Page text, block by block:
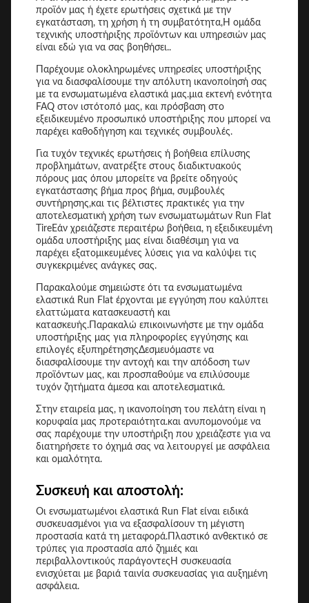
προϊόν μας ή έχετε ερωτήσεις σχετικά με την
εγκατάσταση, τη χρήση ή τη συμβατότητα,Η ομάδα
τεχνικής υποστήριξης προϊόντων και υπηρεσιών μας
είναι εδώ για να σας βοηθήσει..
Παρέχουμε ολοκληρωμένες υπηρεσίες υποστήριξης
για να διασφαλίσουμε την απόλυτη ικανοποίησή σας
με τα ενσωματωμένα ελαστικά μας.μια εκτενή ενότητα
FAQ στον ιστότοπό μας, και πρόσβαση στο
εξειδικευμένο προσωπικό υποστήριξης που μπορεί να
παρέχει καθοδήγηση και τεχνικές συμβουλές.
Για τυχόν τεχνικές ερωτήσεις ή βοήθεια επίλυσης
προβλημάτων, ανατρέξτε στους διαδικτυακούς
πόρους μας όπου μπορείτε να βρείτε οδηγούς
εγκατάστασης βήμα προς βήμα, συμβουλές
συντήρησης,και τις βέλτιστες πρακτικές για την
αποτελεσματική χρήση των ενσωματωμάτων Run Flat
TireΕάν χρειάζεστε περαιτέρω βοήθεια, η εξειδικευμένη
ομάδα υποστήριξης μας είναι διαθέσιμη για να
παρέχει εξατομικευμένες λύσεις για να καλύψει τις
συγκεκριμένες ανάγκες σας.
Παρακαλούμε σημειώστε ότι τα ενσωματωμένα
ελαστικά Run Flat έρχονται με εγγύηση που καλύπτει
ελαττώματα κατασκευαστή και
κατασκευής.Παρακαλώ επικοινωνήστε με την ομάδα
υποστήριξης μας για πληροφορίες εγγύησης και
επιλογές εξυπηρέτησηςΔεσμευόμαστε να
διασφαλίσουμε την αντοχή και την απόδοση των
προϊόντων μας, και προσπαθούμε να επιλύσουμε
τυχόν ζητήματα άμεσα και αποτελεσματικά.
Στην εταιρεία μας, η ικανοποίηση του πελάτη είναι η
κορυφαία μας προτεραιότητα.και ανυπομονούμε να
σας παρέχουμε την υποστήριξη που χρειάζεστε για να
διατηρήσετε το όχημά σας να λειτουργεί με ασφάλεια
και ομαλότητα.
Συσκευή και αποστολή:
Οι ενσωματωμένοι ελαστικά Run Flat είναι ειδικά
συσκευασμένοι για να εξασφαλίσουν τη μέγιστη
προστασία κατά τη μεταφορά.Πλαστικό ανθεκτικό σε
τρύπες για προστασία από ζημιές και
περιβαλλοντικούς παράγοντεςΗ συσκευασία
ενισχύεται με βαριά ταινία συσκευασίας για αυξημένη
ασφάλεια.